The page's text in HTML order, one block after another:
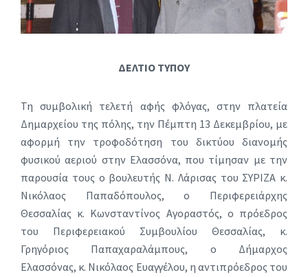
ΔΕΛΤΙΟ ΤΥΠΟΥ
Τη συμβολική τελετή αφής φλόγας, στην πλατεία
Δημαρχείου της πόλης, την Πέμπτη 13 Δεκεμβρίου, με
αφορμή την τροφοδότηση του δικτύου διανομής
φυσικού αεριού στην Ελασσόνα, που τίμησαν με την
παρουσία τους o βουλευτής Ν. Λάρισας του ΣΥΡΙΖΑ κ.
Νικόλαος Παπαδόπουλος, ο Περιφερειάρχης
Θεσσαλίας κ. Κωνσταντίνος Αγοραστός, ο πρόεδρος
του Περιφερειακού Συμβουλίου Θεσσαλίας, κ.
Γρηγόριος Παπαχαραλάμπους, ο Δήμαρχος
Ελασσόνας, κ. Νικόλαος Ευαγγέλου, η αντιπρόεδρος του